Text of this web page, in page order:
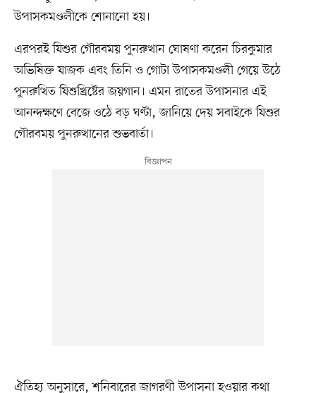
উপাসকমণ্ডলীকে শোনানো হয়।
এরপরই যিশুর গৌরবময় পুনরুত্থান ঘোষণা করেন চিরকুমার
অভিষিক্ত যাজক এবং তিনি ও গোটা উপাসকমণ্ডলী গেয়ে উঠে
পুনরুত্থিত যিশুখ্রিষ্টের জয়গান। এমন রাতের উপাসনার এই
আনন্দক্ষণে বেজে ওঠে বড় ঘণ্টা, জানিয়ে দেয় সবাইকে যিশুর
গৌরবময় পুনরুত্থানের শুভবার্তা।
ঐতিহ্য অনুসারে, শনিবারের জাগরণী উপাসনা হওয়ার কথা